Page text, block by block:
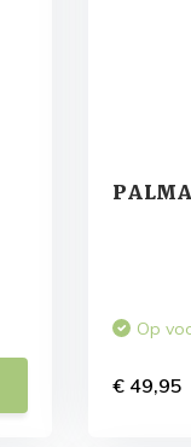
Op
€ 49,95